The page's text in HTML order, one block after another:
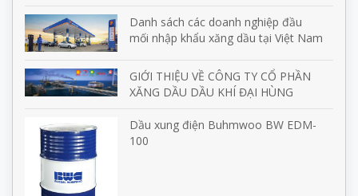
Danh sách các doanh nghiệp đầu
mối nhập khẩu xăng dầu tại Việt Nam
GIỚI THIỆU VỀ CÔNG TY CỔ PHẦN
XĂNG DẦU DẦU KHÍ ĐẠI HÙNG
Dầu xung điện Buhmwoo BW EDM-
100